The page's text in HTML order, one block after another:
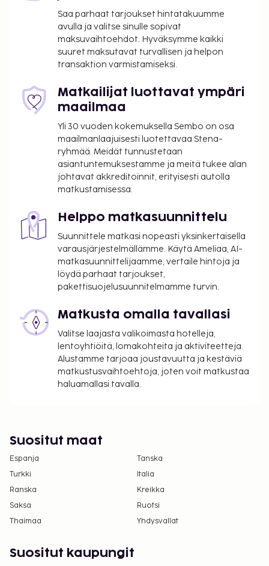
Kaupungin perimä vero: 0.99 EUR per henkilö
per yö. Tätä veroa ei peritä alle 18 vuotta
vanhoilta lapsilta.
Tässä on mainittu kaikki majoituspaikan meille
ilmoittamat maksut.
Maksu buffetaamiaisesta: noin 10 EUR per
Lemmikit: 9 EUR per lemmikki per yö
Avustajaeläimistä ei veloiteta lisämaksuja
Yllä oleva luettelo ei ehkä kata kaikkea. Maksut ja
takuumaksut eivät välttämättä sisällä veroja, ja ne
Kansallisten määräysten vuoksi käteismaksut
eivät voi ylittää 1000 EUR:n suuruista summaa
tässä majoituspaikassa. Saat lisätietoja asiasta
ottamalla yhteyttä majoituspaikkaan
varausvahvistuksessa olevien tietojen avulla.
Majoituspaikka siivotaan ammattimaisesti.
Saa parhaat tarjoukset hintatakuumme
avulla ja valitse sinulle sopivat
maksuvaihtoehdot. Hyväksymme kaikki
suuret maksutavat turvallisen ja helpon
transaktion varmistamiseksi.
Matkailijat luottavat ympäri
maailmaa
Yli 30 vuoden kokemuksella Sembo on osa
maailmanlaajuisesti luotettavaa Stena-
ryhmää. Meidät tunnustetaan
asiantuntemuksestamme ja meitä tukee alan
johtavat akkreditoinnit, erityisesti autolla
matkustamisessa.
Helppo matkasuunnittelu
Suunnittele matkasi nopeasti yksinkertaisella
varausjärjestelmällämme. Käytä Ameliaa, AI-
matkasuunnittelijaamme, vertaile hintoja ja
löydä parhaat tarjoukset,
pakettisuojelusuunnitelmamme turvin.
Matkusta omalla tavallasi
Valitse laajasta valikoimasta hotelleja,
lentoyhtiöitä, lomakohteita ja aktiviteetteja.
Alustamme tarjoaa joustavuutta ja kestäviä
matkustusvaihtoehtoja, joten voit matkustaa
haluamallasi tavalla.
Suositut maat
Espanja
Tanska
Turkki
Italia
Ranska
Kreikka
Saksa
Ruotsi
Thaimaa
Yhdysvallat
Suositut kaupungit